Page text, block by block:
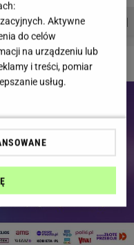
WISŁAWA SZYMBORSKA
Aktywne
do celów
na urządzeniu lub
i treści, pomiar
usług.